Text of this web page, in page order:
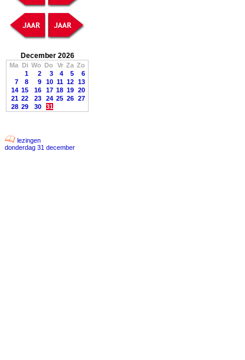
December 2026
Ma Di Wo Do Vr Za Zo
1
2 3 4 5
6
7
8 9 10 11 12 13
14 15 16 17 18 19 20
21 22 23 24 25 26 27
28 29 30 31
lezingen
donderdag 31 december